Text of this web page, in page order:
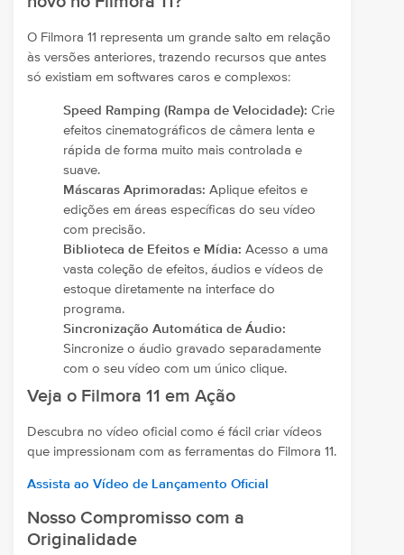
O Filmora 11 representa um grande salto em relação
às versões anteriores, trazendo recursos que antes
só existiam em softwares caros e complexos:
Speed Ramping (Rampa de Velocidade): Crie
efeitos cinematográficos de câmera lenta e
rápida de forma muito mais controlada e
suave.
Máscaras Aprimoradas: Aplique efeitos e
edições em áreas específicas do seu vídeo
com precisão.
Biblioteca de Efeitos e Mídia: Acesso a uma
vasta coleção de efeitos, áudios e vídeos de
estoque diretamente na interface do
programa.
Sincronização Automática de Áudio:
Sincronize o áudio gravado separadamente
com o seu vídeo com um único clique.
Veja o Filmora 11 em Ação
Descubra no vídeo oficial como é fácil criar vídeos
que impressionam com as ferramentas do Filmora 11.
Assista ao Vídeo de Lançamento Oficial
Nosso Compromisso com a
Originalidade